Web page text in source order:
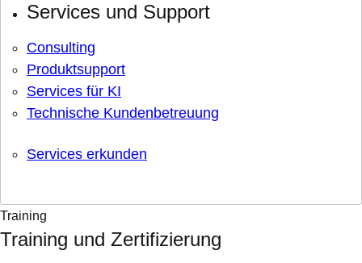
Services und Support
Consulting
Produktsupport
Services für KI
Technische Kundenbetreuung
Services erkunden
Training
Training und Zertifizierung